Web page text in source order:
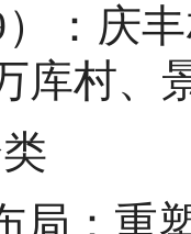
：庆
库村、
局：重